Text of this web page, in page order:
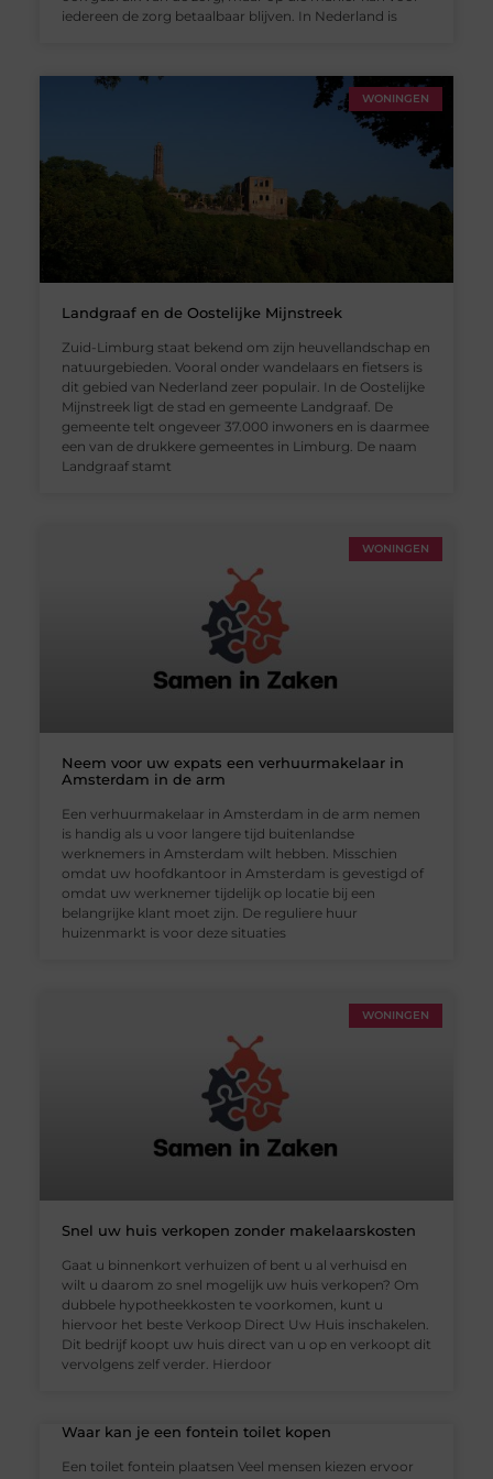
iedereen de zorg betaalbaar blijven. In Nederland is
WONINGEN
Landgraaf en de Oostelijke Mijnstreek
Zuid-Limburg staat bekend om zijn heuvellandschap en
natuurgebieden. Vooral onder wandelaars en fietsers is
dit gebied van Nederland zeer populair. In de Oostelijke
Mijnstreek ligt de stad en gemeente Landgraaf. De
gemeente telt ongeveer 37.000 inwoners en is daarmee
een van de drukkere gemeentes in Limburg. De naam
Landgraaf stamt
WONINGEN
Neem voor uw expats een verhuurmakelaar in
Amsterdam in de arm
Een verhuurmakelaar in Amsterdam in de arm nemen
is handig als u voor langere tijd buitenlandse
werknemers in Amsterdam wilt hebben. Misschien
omdat uw hoofdkantoor in Amsterdam is gevestigd of
omdat uw werknemer tijdelijk op locatie bij een
belangrijke klant moet zijn. De reguliere huur
huizenmarkt is voor deze situaties
WONINGEN
Snel uw huis verkopen zonder makelaarskosten
Gaat u binnenkort verhuizen of bent u al verhuisd en
wilt u daarom zo snel mogelijk uw huis verkopen? Om
dubbele hypotheekkosten te voorkomen, kunt u
hiervoor het beste Verkoop Direct Uw Huis inschakelen.
Dit bedrijf koopt uw huis direct van u op en verkoopt dit
vervolgens zelf verder. Hierdoor
Waar kan je een fontein toilet kopen
Een toilet fontein plaatsen Veel mensen kiezen ervoor